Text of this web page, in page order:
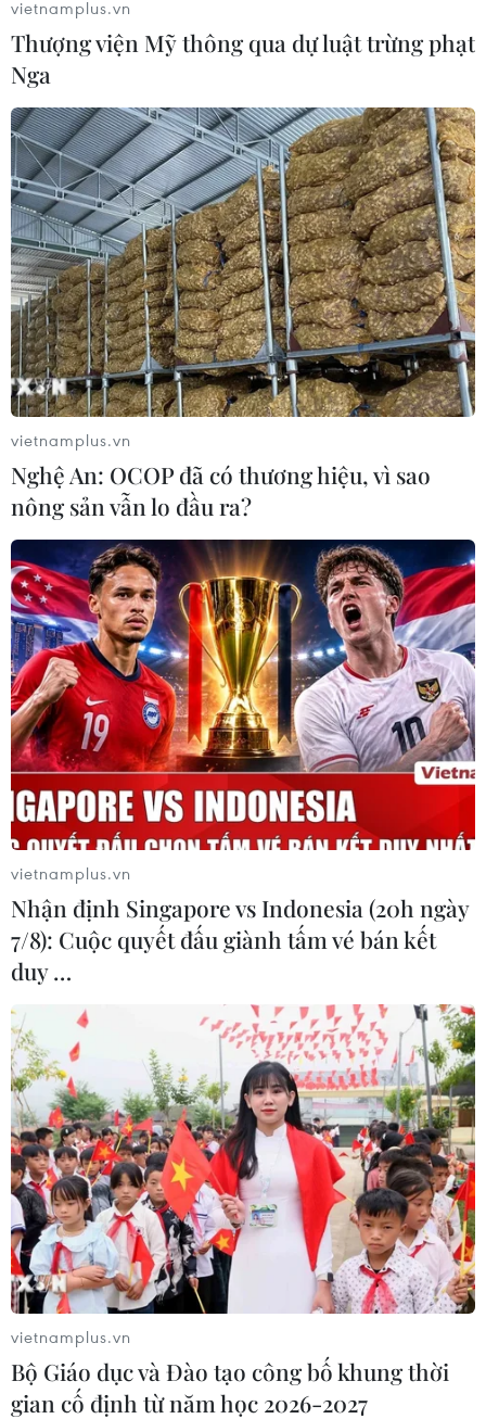
vietnamplus.vn
Thượng viện Mỹ thông qua dự luật trừng phạt
Nga
vietnamplus.vn
Nghệ An: OCOP đã có thương hiệu, vì sao
nông sản vẫn lo đầu ra?
vietnamplus.vn
Nhận định Singapore vs Indonesia (20h ngày
7/8): Cuộc quyết đấu giành tấm vé bán kết
duy …
vietnamplus.vn
Bộ Giáo dục và Đào tạo công bố khung thời
gian cố định từ năm học 2026-2027